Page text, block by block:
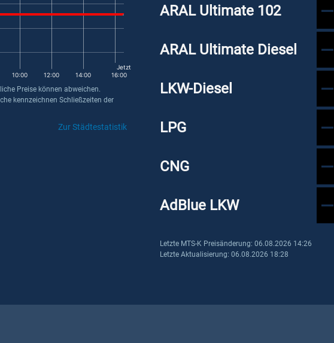
ARAL Ultimate 102
ARAL Ultimate Diesel
LKW-Diesel
LPG
CNG
AdBlue LKW
Letzte MTS-K Preisänderung: 06.08.2026 14:26
Letzte Aktualisierung: 06.08.2026 18:28
10:00 12:00 14:00 16:00
Jetzt
Preise können abweichen.
kennzeichnen Schließzeiten der
Zur Städtestatistik